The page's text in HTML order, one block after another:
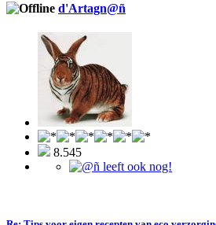
d'Artagn@ñ
8.545